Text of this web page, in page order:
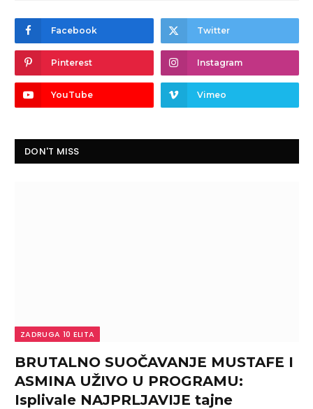
Facebook Twitter
Pinterest Instagram
YouTube Vimeo
DON'T MISS
ZADRUGA 10 ELITA
BRUTALNO SUOČAVANJE MUSTAFE I
ASMINA UŽIVO U PROGRAMU:
Isplivale NAJPRLJAVIJE tajne